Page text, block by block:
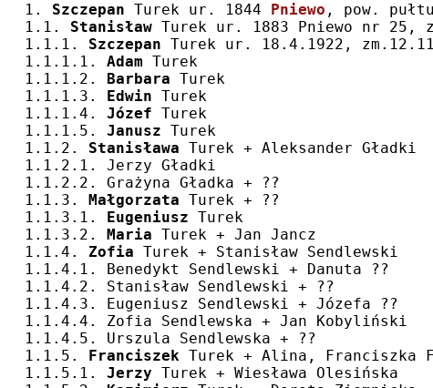
1. Szczepan Turek ur. 1844 Pniewo , pow.
1.1. Stanisław Turek ur. 1883 Pniewo nr 25,
1.1.1. Szczepan Turek ur. 18.4.1922,
1.1.1.1. Adam Turek
1.1.1.2. Barbara Turek
1.1.1.3. Edwin Turek
1.1.1.4. Józef Turek
1.1.1.5. Janusz Turek
1.1.2. Stanisława Turek + Aleksander Gładki
1.1.2.1. Jerzy Gładki
1.1.2.2. Grażyna Gładka + ??
1.1.3. Małgorzata Turek + ??
1.1.3.1. Eugeniusz Turek
1.1.3.2. Maria Turek + Jan Jancz
1.1.4. Zofia Turek + Stanisław Sendlewski
1.1.4.1. Benedykt Sendlewski + Danuta ??
1.1.4.2. Stanisław Sendlewski + ??
1.1.4.3. Eugeniusz Sendlewski + Józefa ??
1.1.4.4. Zofia Sendlewska + Jan Kobyliński
1.1.4.5. Urszula Sendlewska + ??
1.1.5. Franciszek Turek + Alina, Franciszka
1.1.5.1. Jerzy Turek + Wiesława Olesińska